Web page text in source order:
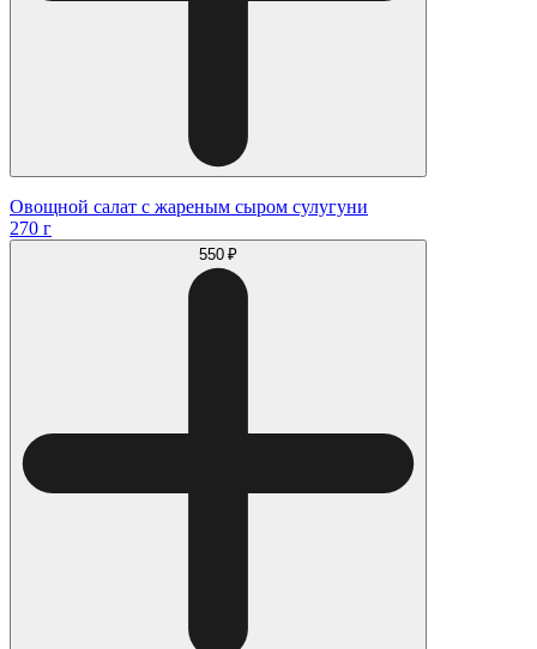
Овощной салат с жареным сыром сулугуни
270 г
550 ₽